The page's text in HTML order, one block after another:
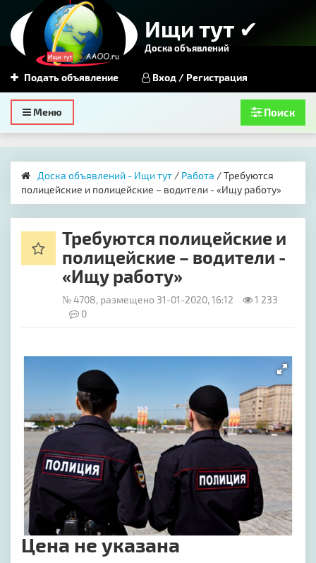
Ищи тут ✔
Доска объявлений
Подать объявление Вход / Регистрация
Toggle
navigation
Меню Поиск
Доска объявлений - Ищи тут / Работа / ​Требуются
полицейские и полицейские – водители - «Ищу работу»
​Требуются полицейские и
полицейские – водители -
«Ищу работу»
№ 4708, размещено 31-01-2020, 16:12
1 233
0
Цена не указана